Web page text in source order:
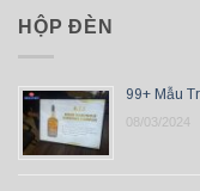
HỘP ĐÈN
99+ Mẫu
08/03/2024